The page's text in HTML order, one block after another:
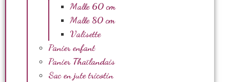
Malle 60 cm
Malle 80 cm
Valisette
Panier enfant
Panier Thaïlandais
Sac en jute tricotin